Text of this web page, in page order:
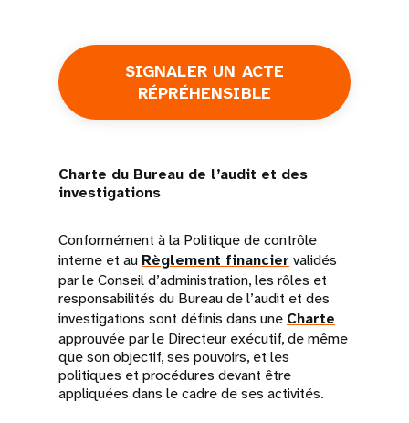
SIGNALER UN ACTE
RÉPRÉHENSIBLE
Charte du Bureau de l’audit et des
investigations
Conformément à la Politique de contrôle
interne et au Règlement financier validés
par le Conseil d’administration, les rôles et
responsabilités du Bureau de l’audit et des
investigations sont définis dans une Charte
approuvée par le Directeur exécutif, de même
que son objectif, ses pouvoirs, et les
politiques et procédures devant être
appliquées dans le cadre de ses activités.